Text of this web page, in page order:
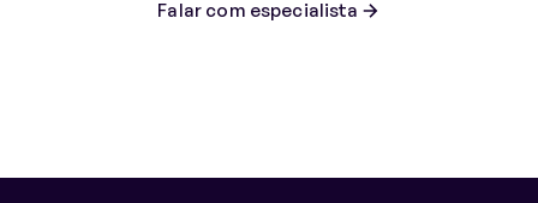
Falar com especialista